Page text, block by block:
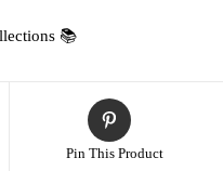
📚
Pin This Product